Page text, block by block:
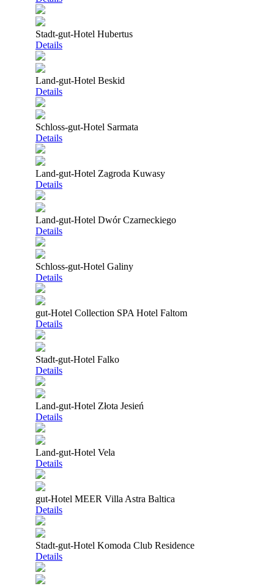
Stadt-gut-Hotel Hubertus
Details
Land-gut-Hotel Beskid
Details
Schloss-gut-Hotel Sarmata
Details
Land-gut-Hotel Zagroda Kuwasy
Details
Land-gut-Hotel Dwór Czarneckiego
Details
Schloss-gut-Hotel Galiny
Details
gut-Hotel Collection SPA Hotel Faltom
Details
Stadt-gut-Hotel Falko
Details
Land-gut-Hotel Złota Jesień
Details
Land-gut-Hotel Vela
Details
gut-Hotel MEER Villa Astra Baltica
Details
Stadt-gut-Hotel Komoda Club Residence
Details